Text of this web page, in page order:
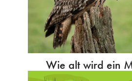
Wie alt wird ein